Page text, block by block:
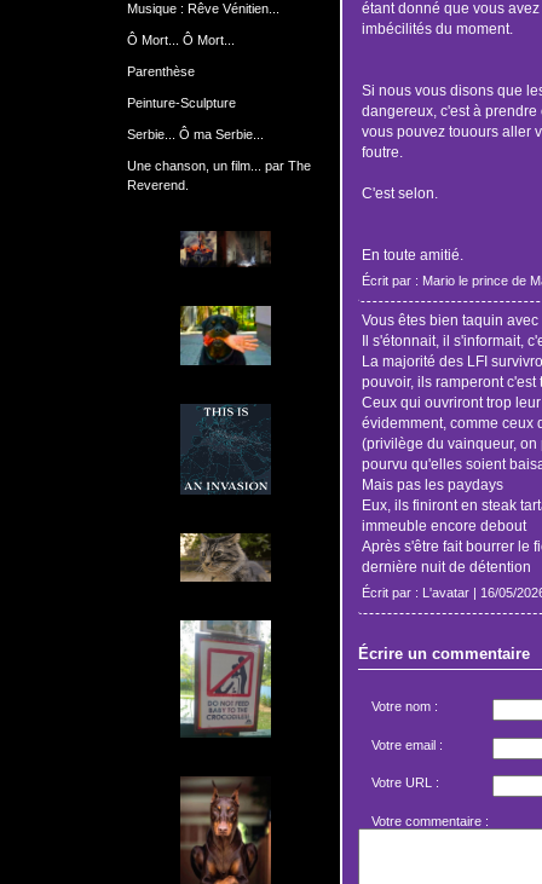
Musique : Rêve Vénitien...
Ô Mort... Ô Mort...
Parenthèse
Peinture-Sculpture
Serbie... Ô ma Serbie...
Une chanson, un film... par The
Reverend.
étant donné que vous
imbécilités du moment.
Si nous vous disons que
dangereux, c'est à prendre
vous pouvez touours aller
foutre.
C'est selon.
En toute amitié.
Écrit par : Mario le prince de
Vous êtes bien taquin
Il s'étonnait, il s'informait,
La majorité des LFI
pouvoir, ils ramperont
Ceux qui ouvriront trop
évidemment, comme ceux
(privilège du vainqueur,
pourvu qu'elles soient
Mais pas les paydays
Eux, ils finiront en steak
immeuble encore debout
Après s'être fait bourrer le
dernière nuit de détention
Écrit par : L'avatar | 16/05/
Écrire un commentaire
Votre nom :
Votre email :
Votre URL :
Votre commentaire :